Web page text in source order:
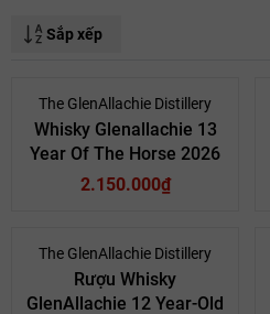
Mã giảm giá:
Điều kiện:
Sắp xếp
The GlenAllachie Distillery
Whisky Glenallachie 13
Year Of The Horse 2026
2.150.000₫
The GlenAllachie Distillery
Rượu Whisky
GlenAllachie 12 Year-Old